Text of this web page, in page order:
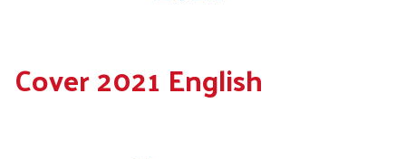
Cover 2021 English